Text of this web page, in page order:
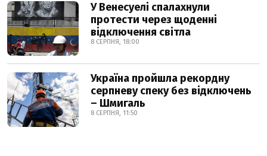
У Венесуелі спалахнули
протести через щоденні
відключення світла
8 СЕРПНЯ, 18:00
Україна пройшла рекордну
серпневу спеку без відключень
– Шмигаль
8 СЕРПНЯ, 11:50